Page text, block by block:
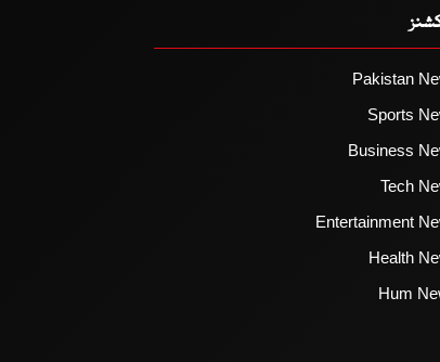
Pakistan
Sports
Business
Tech
Entertainment
Health
Hum